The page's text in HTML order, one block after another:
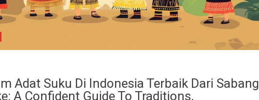
Adat Suku Di Indonesia Terbaik Dari Sabang
A Confident Guide To Traditions,